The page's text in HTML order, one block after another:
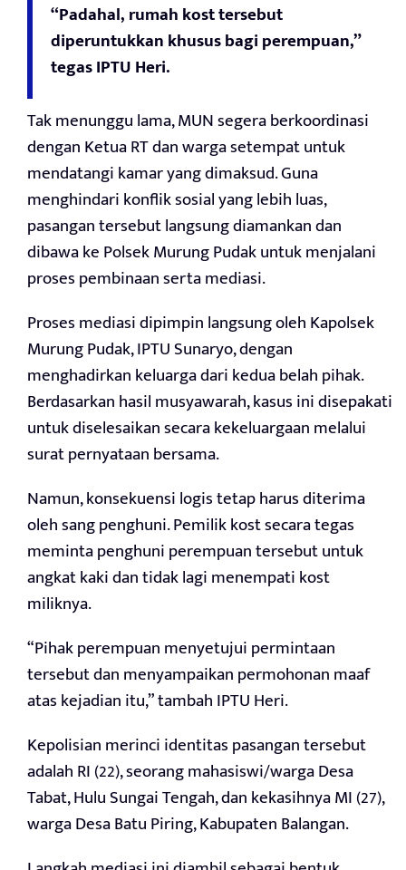
“Padahal, rumah kost tersebut
diperuntukkan khusus bagi perempuan,”
tegas IPTU Heri.
Tak menunggu lama, MUN segera berkoordinasi
dengan Ketua RT dan warga setempat untuk
mendatangi kamar yang dimaksud. Guna
menghindari konflik sosial yang lebih luas,
pasangan tersebut langsung diamankan dan
dibawa ke Polsek Murung Pudak untuk menjalani
proses pembinaan serta mediasi.
Proses mediasi dipimpin langsung oleh Kapolsek
Murung Pudak, IPTU Sunaryo, dengan
menghadirkan keluarga dari kedua belah pihak.
Berdasarkan hasil musyawarah, kasus ini disepakati
untuk diselesaikan secara kekeluargaan melalui
surat pernyataan bersama.
Namun, konsekuensi logis tetap harus diterima
oleh sang penghuni. Pemilik kost secara tegas
meminta penghuni perempuan tersebut untuk
angkat kaki dan tidak lagi menempati kost
miliknya.
“Pihak perempuan menyetujui permintaan
tersebut dan menyampaikan permohonan maaf
atas kejadian itu,” tambah IPTU Heri.
Kepolisian merinci identitas pasangan tersebut
adalah RI (22), seorang mahasiswi/warga Desa
Tabat, Hulu Sungai Tengah, dan kekasihnya MI (27),
warga Desa Batu Piring, Kabupaten Balangan.